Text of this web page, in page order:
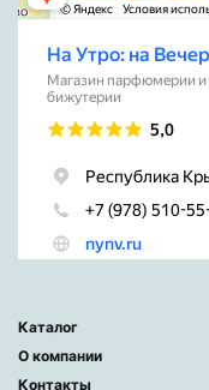
Каталог
О компании
Контакты